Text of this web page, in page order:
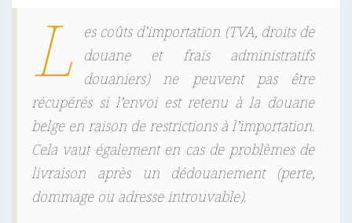
L es coûts d’importation (TVA, droits de
douane et frais administratifs
douaniers) ne peuvent pas être
récupérés si l’envoi est retenu à la douane
belge en raison de restrictions à l’importation.
Cela vaut également en cas de problèmes de
livraison après un dédouanement (perte,
dommage ou adresse introuvable).